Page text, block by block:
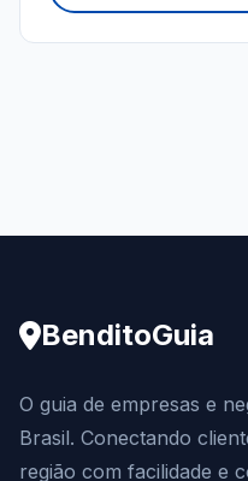
BenditoGuia
O guia de empresas e
Brasil. Conectando
região com facilidade e